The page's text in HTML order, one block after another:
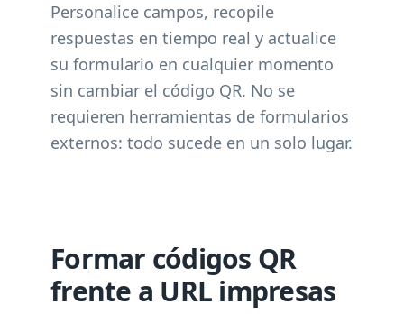
Personalice campos, recopile
respuestas en tiempo real y actualice
su formulario en cualquier momento
sin cambiar el código QR. No se
requieren herramientas de formularios
externos: todo sucede en un solo lugar.
Formar códigos QR
frente a URL impresas